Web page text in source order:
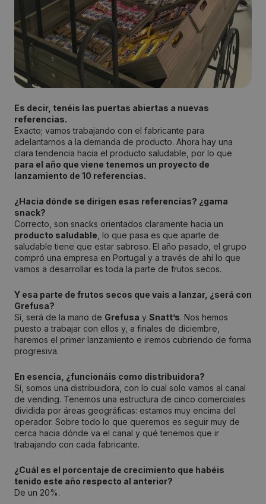
Es decir, tenéis las puertas abiertas a nuevas
referencias.
Exacto; vamos trabajando con el fabricante para
adelantarnos a la demanda de producto. Ahora hay una
clara tendencia hacia el producto saludable, por lo que
para el año que viene tenemos un proyecto de
lanzamiento de 10 referencias.
¿Hacia dónde se dirigen esas referencias? ¿gama
snack?
Correcto, son snacks orientados claramente hacia un
producto saludable, lo que pasa es que aparte de
saludable tiene que estar sabroso. El año pasado, el grupo
compró una empresa en Portugal y a través de ahí lo que
vamos a desarrollar es toda la parte de frutos secos.
Y esa parte de frutos secos que vais a lanzar, ¿será con
Grefusa?
Sí, será de la mano de Grefusa y Snatt’s. Nos hemos
puesto a trabajar con ellos y, a finales de diciembre,
haremos el primer lanzamiento e iremos cubriendo de forma
progresiva.
En esencia, ¿funcionáis como distribuidora?
Sí, somos una distribuidora, con lo cual solo vamos al canal
de vending. Tenemos una estructura de cinco comerciales
dividida por áreas geográficas: estamos muy encima del
operador. Sobre todo lo que queremos es seguir muy de
cerca hacia dónde va el canal y qué tenemos que ir
trabajando con cada fabricante.
¿Cuál es el porcentaje de crecimiento que habéis
tenido este año respecto al anterior?
De un 20%.